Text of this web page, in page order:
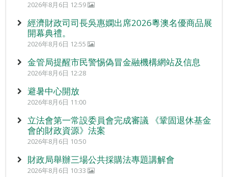
2026年8月6日 12:59
經濟財政司司長吳惠嫻出席2026粵澳名優商品展
開幕典禮。
2026年8月6日 12:55
金管局提醒市民警惕偽冒金融機構網站及信息
2026年8月6日 12:28
避暑中心開放
2026年8月6日 11:00
立法會第一常設委員會完成審議 《鞏固退休基金
會的財政資源》法案
2026年8月6日 10:50
財政局舉辦三場公共採購法專題講解會
2026年8月6日 10:33